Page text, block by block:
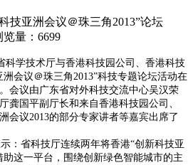
技亚洲会议＠珠三角2013”论坛
览量：6699
学技术厅与香港科技园公司、香港科技
会议＠珠三角2013”科技专题论坛活动在
会议由广东省对外科技交流中心吴汉荣
龚国平副厅长和来自香港科技园公司、
会议2013的部分专家讲者等嘉宾出席了
：省科技厅连续两年将香港“创新科技亚
这一平台，围绕创新绿色智能城市的主